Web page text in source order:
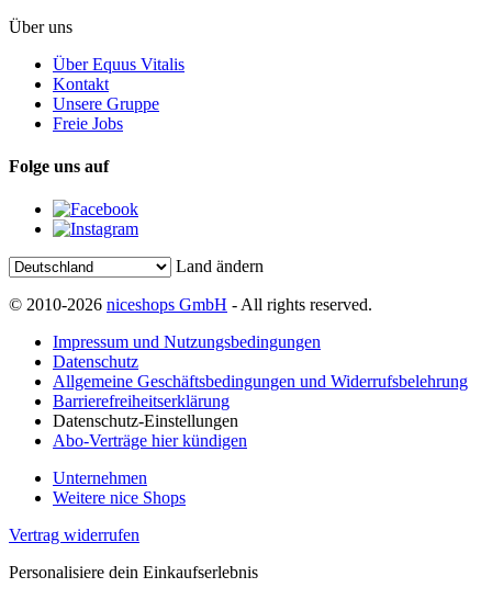
Über uns
Über Equus Vitalis
Kontakt
Unsere Gruppe
Freie Jobs
Folge uns auf
Land ändern
© 2010-2026 niceshops GmbH - All rights reserved.
Impressum und Nutzungsbedingungen
Datenschutz
Allgemeine Geschäftsbedingungen und Widerrufsbelehrung
Barrierefreiheitserklärung
Datenschutz-Einstellungen
Abo-Verträge hier kündigen
Unternehmen
Weitere nice Shops
Vertrag widerrufen
Personalisiere dein Einkaufserlebnis